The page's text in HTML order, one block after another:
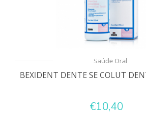
Saúde Oral
BEXIDENT DENTE SE COLUT
€10,40